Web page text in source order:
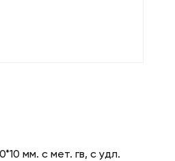
мм. с мет. гв, с удл.